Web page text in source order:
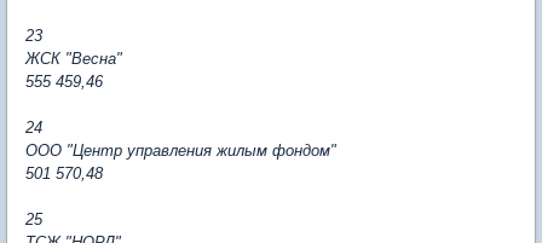
23
ЖСК "Весна"
555 459,46
24
ООО "Центр управления жилым фондом"
501 570,48
25